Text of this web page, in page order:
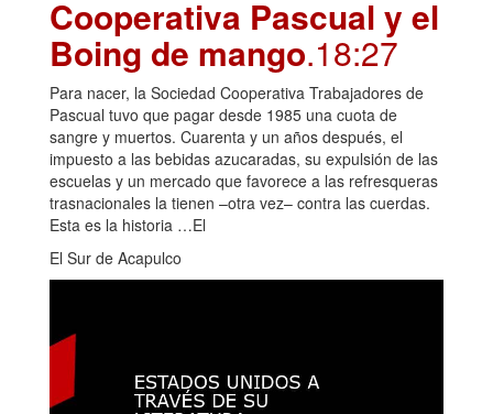
Cooperativa Pascual y el
Boing de mango.18:27
Para nacer, la Sociedad Cooperativa Trabajadores de
Pascual tuvo que pagar desde 1985 una cuota de
sangre y muertos. Cuarenta y un años después, el
impuesto a las bebidas azucaradas, su expulsión de las
escuelas y un mercado que favorece a las refresqueras
trasnacionales la tienen –otra vez– contra las cuerdas.
Esta es la historia …El
El Sur de Acapulco